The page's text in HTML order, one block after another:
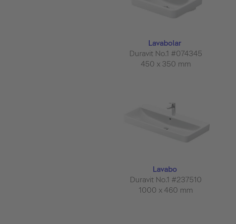
Lavabolar
Duravit No.1 #074345
450 x 350 mm
Lavabo
Duravit No.1 #237510
1000 x 460 mm